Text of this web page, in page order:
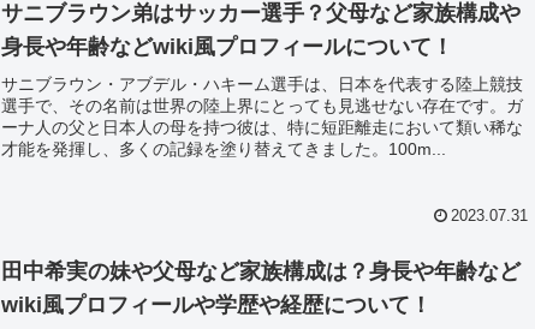
サニブラウン弟はサッカー選手？父母など家族構成や
身長や年齢などwiki風プロフィールについて！
サニブラウン・アブデル・ハキーム選手は、日本を代表する陸上競技
選手で、その名前は世界の陸上界にとっても見逃せない存在です。ガ
ーナ人の父と日本人の母を持つ彼は、特に短距離走において類い稀な
才能を発揮し、多くの記録を塗り替えてきました。100m...
2023.07.31
田中希実の妹や父母など家族構成は？身長や年齢など
wiki風プロフィールや学歴や経歴について！